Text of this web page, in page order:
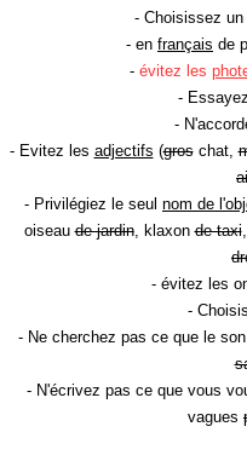
- Choisissez un
- en français de
- évitez les
-
-
- Evitez les adjectifs (groschat,
- Privilégiez le seul nom de
oiseaude jardin, klaxonde taxi
- évitez les
-
- Ne cherchez pas ce que le
- N'écrivez pas ce que vous
vagues